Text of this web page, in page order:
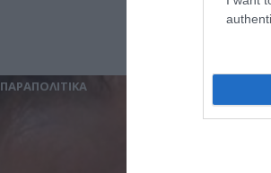
ΠΑΡΑΠΟΛΙΤΙΚΑ